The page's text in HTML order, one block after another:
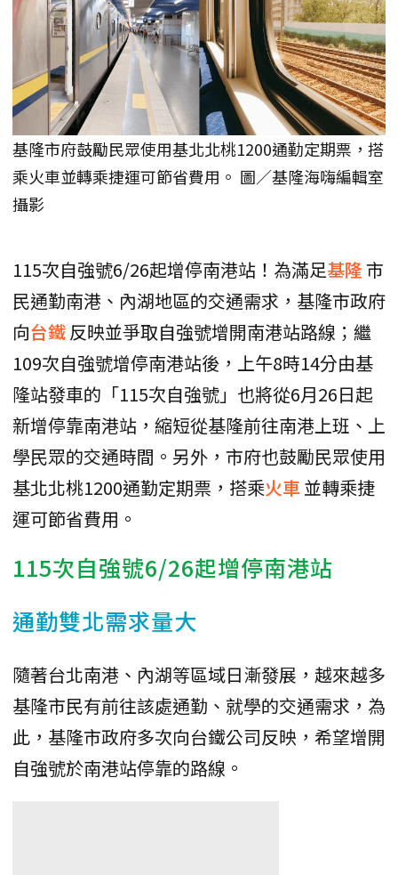
基隆市府鼓勵民眾使用基北北桃1200通勤定期票，搭
乘火車並轉乘捷運可節省費用。 圖／基隆海嗨編輯室
攝影
115次自強號6/26起增停南港站！為滿足基隆市
民通勤南港、內湖地區的交通需求，基隆市政府
向台鐵 反映並爭取自強號增開南港站路線；繼
109次自強號增停南港站後，上午8時14分由基
隆站發車的「115次自強號」也將從6月26日起
新增停靠南港站，縮短從基隆前往南港上班、上
學民眾的交通時間。另外，市府也鼓勵民眾使用
基北北桃1200通勤定期票，搭乘火車並轉乘捷
運可節省費用。
115次自強號6/26起增停南港站
通勤雙北需求量大
隨著台北南港、內湖等區域日漸發展，越來越多
基隆市民有前往該處通勤、就學的交通需求，為
此，基隆市政府多次向台鐵公司反映，希望增開
自強號於南港站停靠的路線。